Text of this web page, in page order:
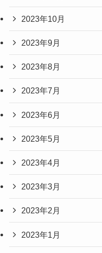
2023年10月
2023年9月
2023年8月
2023年7月
2023年6月
2023年5月
2023年4月
2023年3月
2023年2月
2023年1月